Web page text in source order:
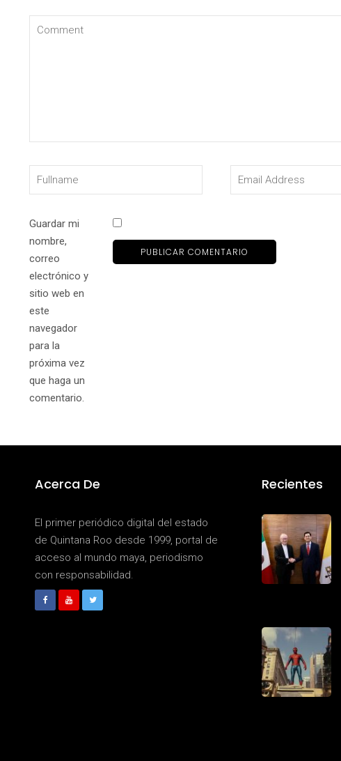
Guardar mi
nombre,
correo
electrónico y
sitio web en
este
navegador
para la
próxima vez
que haga un
comentario.
Acerca De
El primer periódico digital del estado
de Quintana Roo desde 1999, portal de
acceso al mundo maya, periodismo
con responsabilidad.
Recientes